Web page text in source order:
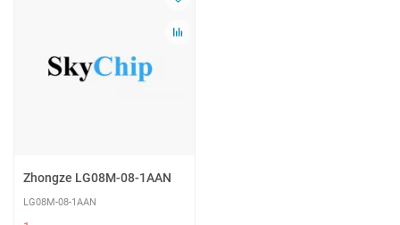
Zhongze LG08M-08-1AAN
LG08M-08-1AAN